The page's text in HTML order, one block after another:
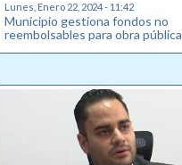
Lunes, Enero 22, 2024 - 11:42
Municipio gestiona fondos no
reembolsables para obra pública